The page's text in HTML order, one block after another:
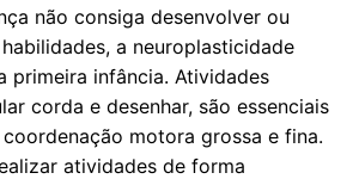
não consiga desenvolver ou
a neuroplasticidade
primeira infância. Atividades
corda e desenhar, são essenciais
motora grossa e fina.
atividades de forma